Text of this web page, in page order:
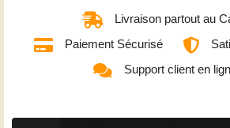
Livraison partout au
Paiement Sécurisé
Support client en